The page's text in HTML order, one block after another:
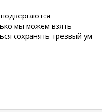
мы можем взять
сохранять трезвый ум